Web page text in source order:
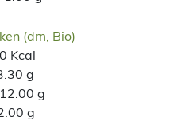
(dm, Bio)
Kcal
g
12.00 g
g